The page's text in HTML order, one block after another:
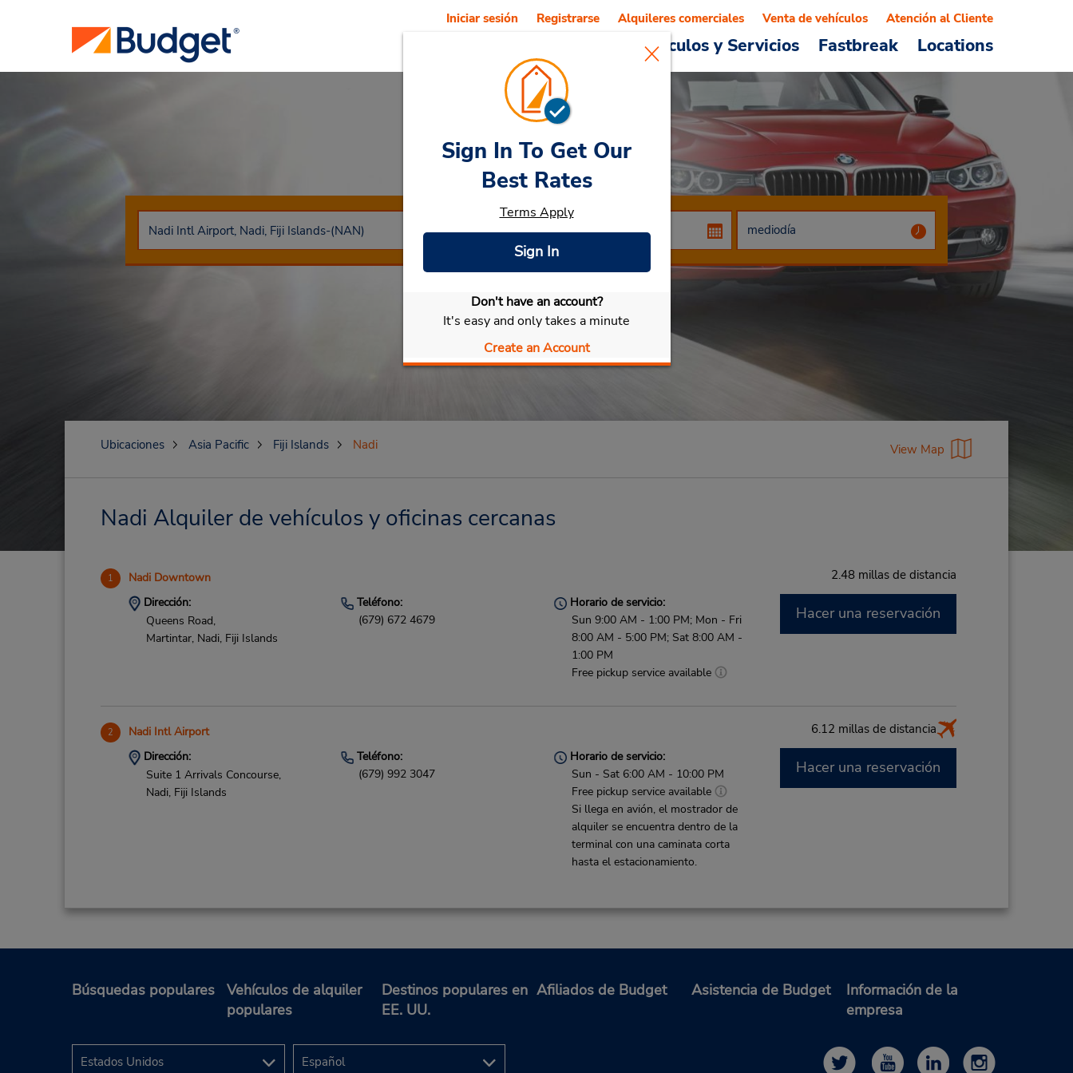
Vehículos y Servicios Fastbreak Locations
Iniciar sesión Registrarse Alquileres comerciales Venta de vehículos Atención al Cliente
Car RentalNadi
Seleccionar mi vehículo
Sign In To Get Our
Best Rates
Terms Apply
Sign In
Don't have an account?
It's easy and only takes a minute
Create an Account
Ubicaciones Asia Pacific Fiji Islands Nadi View Map
Nadi Alquiler de vehículos y oficinas cercanas
1 Nadi Downtown 2.48 millas de distancia
Dirección:
Queens Road,
Martintar, Nadi, Fiji Islands
Teléfono:
(679) 672 4679
Horario de servicio:
Sun 9:00 AM - 1:00 PM; Mon - Fri
8:00 AM - 5:00 PM; Sat 8:00 AM -
1:00 PM
Free pickup service available
Hacer una reservación
2 Nadi Intl Airport 6.12 millas de distancia
Dirección:
Suite 1 Arrivals Concourse,
Nadi, Fiji Islands
Teléfono:
(679) 992 3047
Horario de servicio:
Sun - Sat 6:00 AM - 10:00 PM
Free pickup service available
Si llega en avión, el mostrador de
alquiler se encuentra dentro de la
terminal con una caminata corta
hasta el estacionamiento.
Hacer una reservación
Búsquedas populares
Vehículos de alquiler
populares
Destinos populares en
EE. UU.
Afiliados de Budget Asistencia de Budget
Información de la
empresa